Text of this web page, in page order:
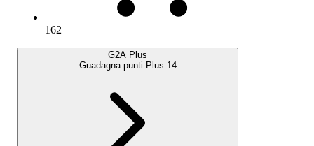
162
G2A Plus
Guadagna punti Plus:14